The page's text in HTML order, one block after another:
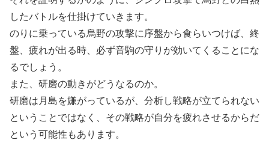
したバトルを仕掛けていきます。
のりに乗っている烏野の攻撃に序盤から食らいつけば、終
盤、疲れが出る時、必ず音駒の守りが効いてくることにな
るでしょう。
また、研磨の動きがどうなるのか。
研磨は月島を嫌がっているが、分析し戦略が立てられない
ということではなく、その戦略が自分を疲れさせるからだ
という可能性もあります。